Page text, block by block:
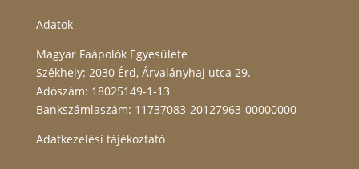
Adatok
Magyar Faápolók Egyesülete
Székhely: 2030 Érd, Árvalányhaj utca 29.
Adószám: 18025149-1-13
Bankszámlaszám: 11737083-20127963-00000000
Adatkezelési tájékoztató